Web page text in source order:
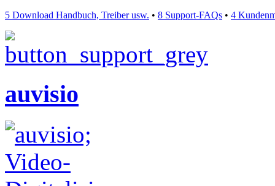
5 Download Handbuch, Treiber usw. • 8 Support-FAQs • 4
auvisio